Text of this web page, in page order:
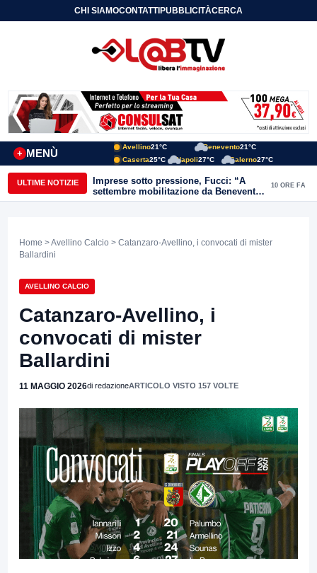
CHI SIAMOCONTATTIPUBBLICITÀCERCA
MENÙ
+
Avellino21°C Benevento21°C
Caserta25°C Napoli27°C Salerno27°C
ULTIME NOTIZIE
Imprese sotto pressione, Fucci: “A
settembre mobilitazione da Benevento
e Avellino”
10 ORE FA
Home >Avellino Calcio > Catanzaro-Avellino, i convocati di mister
Ballardini
AVELLINO CALCIO
Catanzaro-Avellino, i
convocati di mister
Ballardini
11 MAGGIO 2026di redazioneARTICOLO VISTO 157 VOLTE